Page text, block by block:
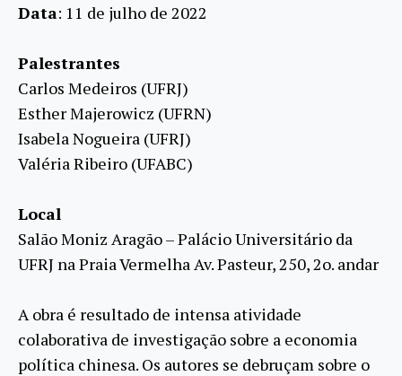
Data: 11 de julho de 2022
Palestrantes
Carlos Medeiros (UFRJ)
Esther Majerowicz (UFRN)
Isabela Nogueira (UFRJ)
Valéria Ribeiro (UFABC)
Local
Salão Moniz Aragão – Palácio Universitário da
UFRJ na Praia Vermelha Av. Pasteur, 250, 2o. andar
A obra é resultado de intensa atividade
colaborativa de investigação sobre a economia
política chinesa. Os autores se debruçam sobre o